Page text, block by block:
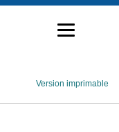
Version imprimable